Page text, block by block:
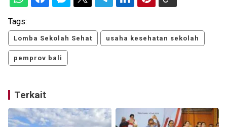
Tags:
Lomba Sekolah Sehat usaha kesehatan sekolah
pemprov bali
Terkait